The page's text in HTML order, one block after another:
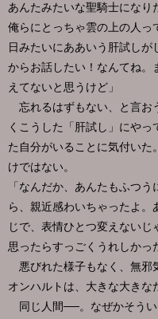
あんたみたいな聖騎士になり
俺らにとっちゃ雲の上の人っ
日みたいにああいう肝試し
からお話したい！なんてね。
えてないと思うけど」
忘れるはずもない、と言お
くこうした「肝試し」にや
た自分がいることに気付い
けではない。
「なんだか、あんたもふつ
ら、親近感わいちゃったよ
じで、表情ひとつ変えない
思ったらすっごくうれしかっ
悪びれた様子もなく、無邪
オンハルトは、大きな大きな
同じ人間──。なぜかそうい